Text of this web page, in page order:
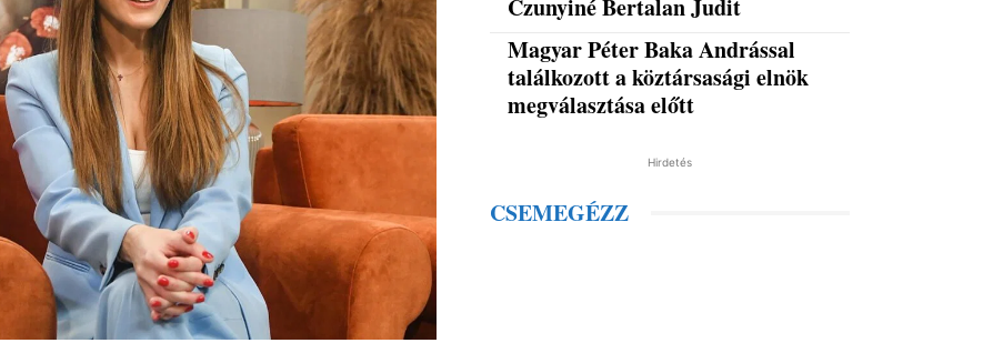
Czunyiné Bertalan Judit
Magyar Péter Baka Andrással
találkozott a köztársasági elnök
megválasztása előtt
Hirdetés
CSEMEGÉZZ